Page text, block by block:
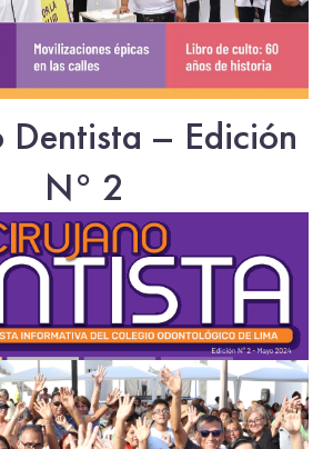
Dentista – Edición
N° 2